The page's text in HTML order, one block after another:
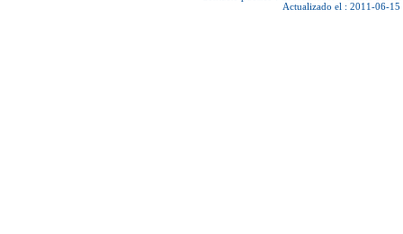
Actualizado el : 2011-06-15